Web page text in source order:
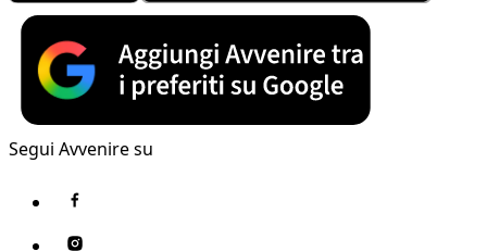
Segui Avvenire su